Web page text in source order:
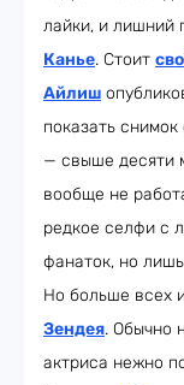
лайки, и лишний
Канье. Стоит
Айлиш
показать снимок
— свыше десяти
вообще не
редкое селфи с
фанаток, но
Но больше всех
Зендея. Обычно
актриса нежно